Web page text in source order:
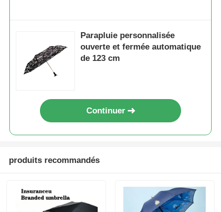
Parapluie personnalisée
ouverte et fermée automatique
de 123 cm
Continuer
produits recommandés